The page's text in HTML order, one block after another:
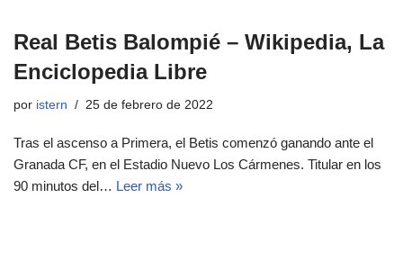
Real Betis Balompié – Wikipedia, La
Enciclopedia Libre
por istern 25 de febrero de 2022
Tras el ascenso a Primera, el Betis comenzó ganando ante el
Granada CF, en el Estadio Nuevo Los Cármenes. Titular en los
90 minutos del… Leer más »